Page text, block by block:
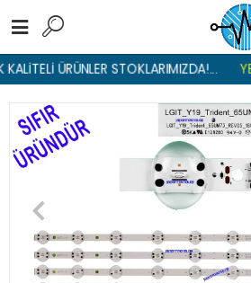
ÜRÜNLER STOKLARIMIZDA!...